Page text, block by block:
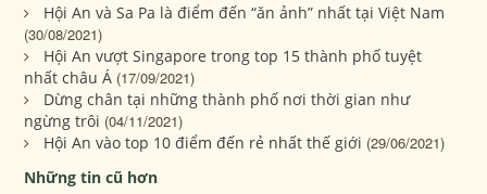
Hội An và Sa Pa là điểm đến “ăn ảnh” nhất tại Việt Nam
(30/08/2021)
Hội An vượt Singapore trong top 15 thành phố tuyệt
nhất châu Á (17/09/2021)
Dừng chân tại những thành phố nơi thời gian như
ngừng trôi (04/11/2021)
Hội An vào top 10 điểm đến rẻ nhất thế giới (29/06/2021)
Những tin cũ hơn